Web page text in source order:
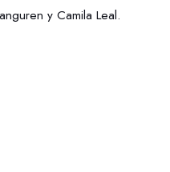
y Camila Leal.